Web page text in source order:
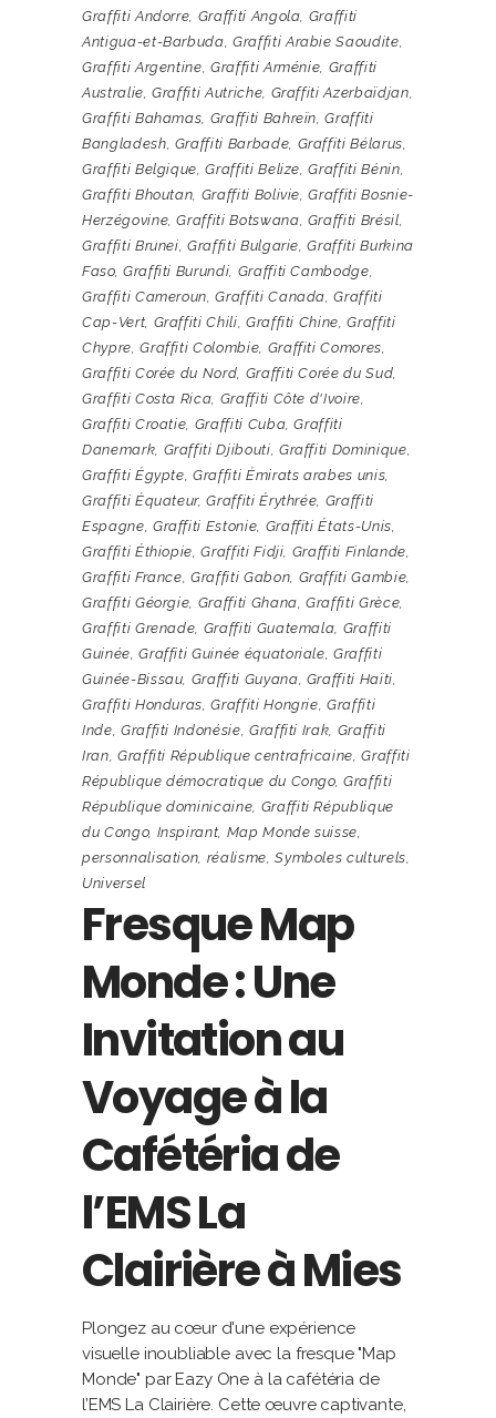
Graffiti Andorre Graffiti Angola Graffiti
Antigua-et-Barbuda ,Graffiti Arabie Saoudite
Graffiti Argentine ,Graffiti Arménie Graffiti
Australie ,Graffiti Autriche Graffiti Azerbaïdjan
Graffiti Bahamas Graffiti Bahreïn ,Graffiti
Bangladesh Graffiti Barbade Graffiti Bélarus
Graffiti Belgique ,Graffiti Belize ,Graffiti Bénin
Graffiti Bhoutan Graffiti Bolivie ,Graffiti Bosnie-
Herzégovine ,Graffiti Botswana Graffiti Brésil
Graffiti Brunei ,Graffiti Bulgarie ,Graffiti Burkina
Faso, Graffiti Burundi Graffiti Cambodge
Graffiti Cameroun ,Graffiti Canada ,Graffiti
Cap-Vert Graffiti Chili Graffiti Chine ,Graffiti
Chypre ,Graffiti Colombie Graffiti Comores
Graffiti Corée du Nord Graffiti Corée du Sud
Graffiti Costa Rica Graffiti Côte d'Ivoire
Graffiti Croatie Graffiti Cuba ,Graffiti
Danemark Graffiti Djibouti Graffiti Dominique
Graffiti Égypte ,Graffiti Émirats arabes unis
Graffiti Équateur,Graffiti Érythrée Graffiti
Espagne Graffiti Estonie Graffiti États-Unis
Graffiti Éthiopie ,Graffiti Fidji Graffiti Finlande
Graffiti France ,Graffiti Gabon Graffiti Gambie
Graffiti Géorgie Graffiti Ghana ,Graffiti Grèce
Graffiti Grenade Graffiti Guatemala Graffiti
Guinée ,Graffiti Guinée équatoriale ,Graffiti
Guinée-Bissau Graffiti Guyana Graffiti Haïti
Graffiti Honduras ,Graffiti Hongrie ,Graffiti
Inde Graffiti Indonésie Graffiti Irak Graffiti
Iran Graffiti République centrafricaine ,Graffiti
République démocratique du Congo,Graffiti
République dominicaine Graffiti République
du Congo, Inspirant Map Monde suisse
personnalisation réalisme ,Symboles culturels
Universel
Fresque Map
Monde : Une
Invitation au
Voyage à la
Cafétéria de
l’EMS La
Clairière à Mies
Plongez au cœur d'une expérience
visuelle inoubliable avec la fresque "Map
Monde" par Eazy One à la cafétéria de
l’EMS La Clairière. Cette œuvre captivante,